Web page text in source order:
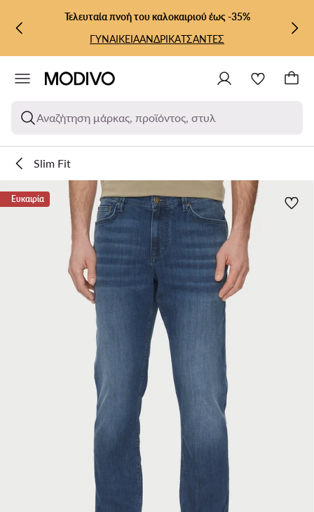
ΜΕΤΆΒΑΣΗ ΣΤΟ ΚΎΡΙΟ ΠΕΡΙΕΧΌΜΕΝΟ
ΜΕΤΆΒΑΣΗ ΣΤΗΝ ΑΝΑΖΉΤΗΣΗ
Τελευταία πνοή του καλοκαιριού έως -35%
ΓΥΝΑΙΚΕΙΑΑΝΔΡΙΚΑΤΣΑΝΤΕΣ
Αναζήτηση μάρκας, προϊόντος, στυλ
Slim Fit
Ευκαιρία